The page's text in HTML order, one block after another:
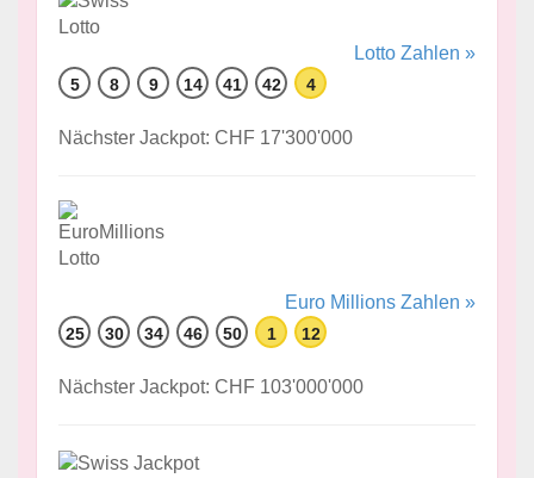
Lotto Zahlen »
5 8 9 14 41 42 4
Nächster Jackpot: CHF 17'300'000
Euro Millions Zahlen »
25 30 34 46 50 1 12
Nächster Jackpot: CHF 103'000'000